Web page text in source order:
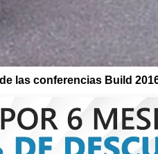
las conferencias Build